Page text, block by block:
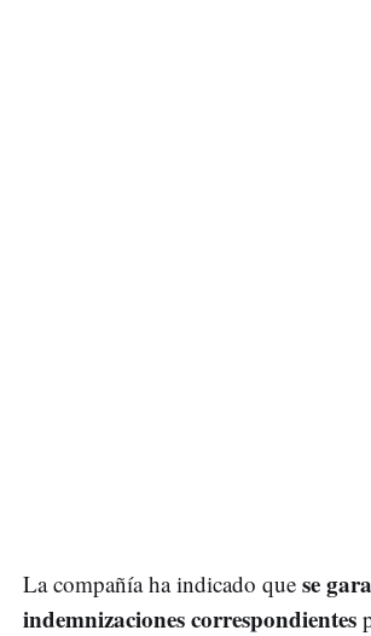
La compañía ha indicado que se
indemnizaciones correspondientes